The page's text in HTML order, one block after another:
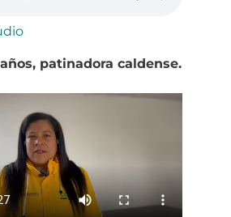
patinadora caldense.